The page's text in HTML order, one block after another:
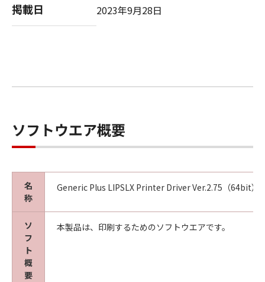
掲載日 2023年9月28日
ソフトウエア概要
名
称
Generic Plus LIPSLX Printer Driver Ver.2.75（64bit）
ソ
フ
ト
概
要
本製品は、印刷するためのソフトウエアです。